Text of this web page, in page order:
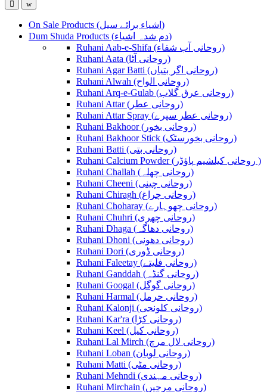
On Sale Products (اشیاء برائے سیل)
Dum Shuda Products (دم شدہ اشیاء)
Ruhani Aab-e-Shifa (روحانی آب شفاء)
Ruhani Aata (روحانی آٹا)
Ruhani Agar Batti (روحانی اگر بتیاں)
Ruhani Alwah (روحانی الواح)
Ruhani Arq-e-Gulab (روحانی عرق گلاب)
Ruhani Attar (روحانی عطر)
Ruhani Attar Spray (روحانی عطر سپرے)
Ruhani Bakhoor (روحانی بخور)
Ruhani Bakhoor Stick (روحانی بخورسٹک)
Ruhani Batti (روحانی بتی)
Ruhani Calcium Powder (روحانی کیلشیم پاؤڈر )
Ruhani Challah (روحانی چھلہ)
Ruhani Cheeni (روحانی چینی)
Ruhani Chiragh (روحانی چراغ)
Ruhani Choharay (روحانی چھوہارے)
Ruhani Chuhri (روحانی چھری)
Ruhani Dhaga (روحانی دھاگہ)
Ruhani Dhoni (روحانی دھونی)
Ruhani Dori (روحانی ڈوری)
Ruhani Faleetay (روحانی فلیتے)
Ruhani Ganddah (روحانی گنڈہ)
Ruhani Googal (روحانی گوگل)
Ruhani Harmal (روحانی حرمل)
Ruhani Kalonji (روحانی کلونجی)
Ruhani Kar'ra (روحانی کڑا)
Ruhani Keel (روحانی کیل)
Ruhani Lal Mirch (روحانی لال مرچ)
Ruhani Loban (روحانی لوبان)
Ruhani Matti (روحانی مٹی)
Ruhani Mehndi (روحانی مہندی)
Ruhani Mirchain (روحانی مرچیں)